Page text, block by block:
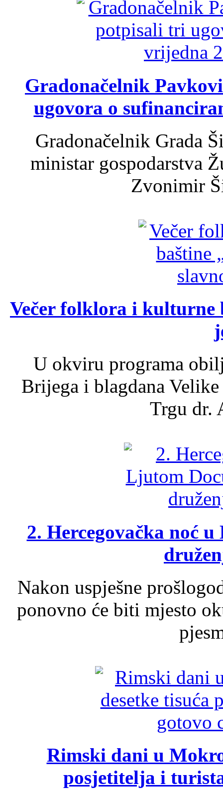
Gradonačelnik
ugovora o
Gradonačelnik Grada
ministar gospodarstva
Zvonimir
Večer folklora i kulturne
U okviru programa
Brijega i blagdana
Trgu dr.
2. Hercegovačka noć
Nakon uspješne
ponovno će biti mjesto
Rimski dani u
posjetitelja i